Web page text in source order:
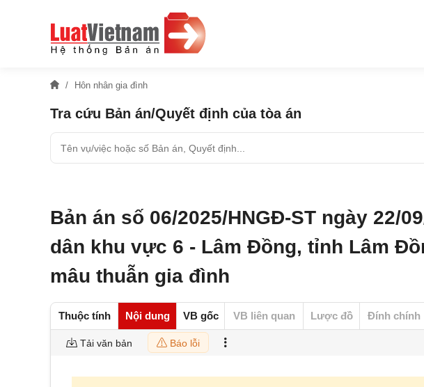
Hôn nhân gia đình
Tra cứu Bản án/Quyết định của tòa án
Bản án số 06/2025/HNGĐ-ST ngày 22/
dân khu vực 6 - Lâm Đồng, tỉnh Lâm
mâu thuẫn gia đình
Thuộc tính Nội dung VB gốc VB liên quan Lược đồ Đính chính
Tải văn bản Báo lỗi